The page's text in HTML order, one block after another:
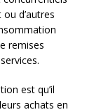
d’autres
remises
est qu’il
achats en